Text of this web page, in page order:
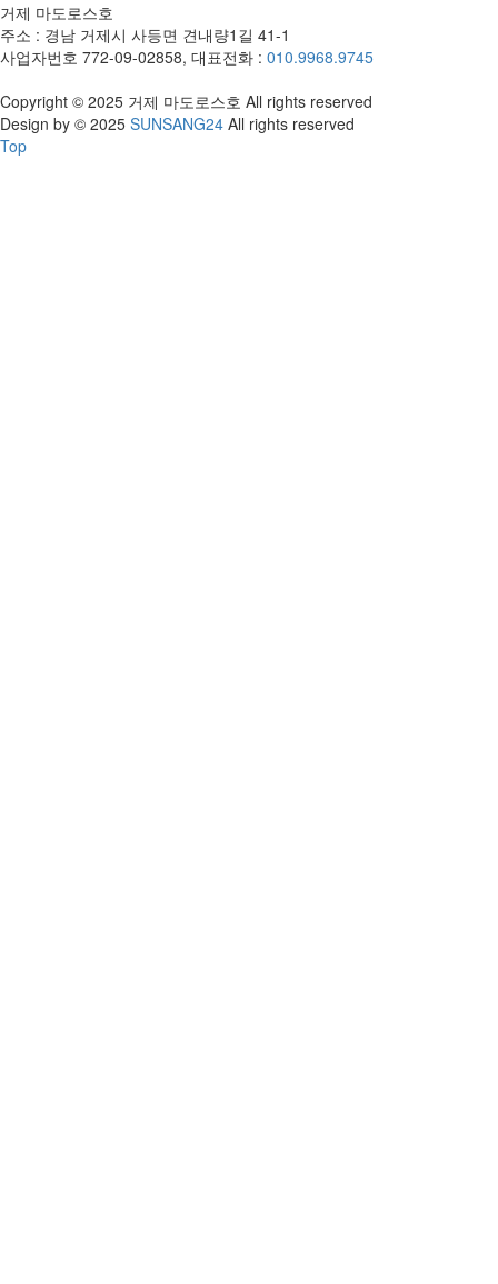
거제 마도로스호
주소 : 경남 거제시 사등면 견내량1길 41-1
사업자번호 772-09-02858, 대표전화 : 010.9968.9745
Copyright © 2025 거제 마도로스호 All rights reserved
Design by © 2025 SUNSANG24 All rights reserved
Top